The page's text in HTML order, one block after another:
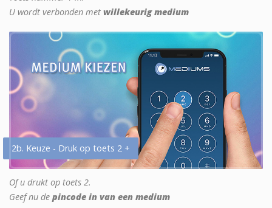
U wordt verbonden met willekeurig medium
2b. Keuze - Druk op toets 2 +
Of u drukt op toets 2.
Geef nu de pincode in van een medium